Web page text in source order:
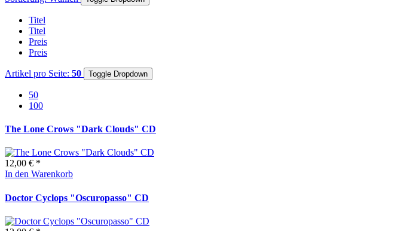
Titel
Titel
Preis
Preis
Artikel pro Seite: 50 Toggle Dropdown
50
100
The Lone Crows "Dark Clouds" CD
12,00 € *
In den Warenkorb
Doctor Cyclops "Oscuropasso" CD